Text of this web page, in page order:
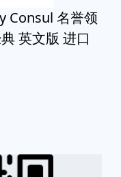
Consul 名誉领
英文版 进口